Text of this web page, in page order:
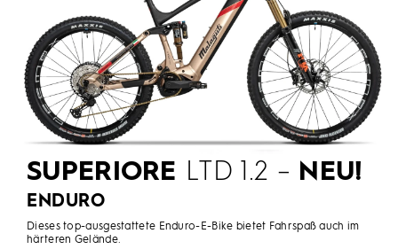
SUPERIORE LTD 1.2 – NEU!
ENDURO
Dieses top-ausgestattete Enduro-E-Bike bietet Fahrspaß auch im
härteren Gelände.